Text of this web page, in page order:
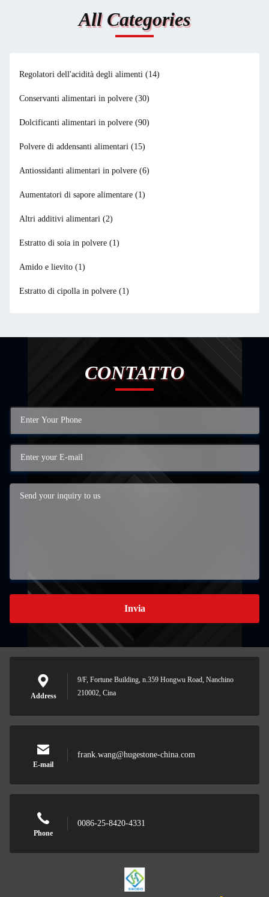
All Categories
Regolatori dell'acidità degli alimenti (14)
Conservanti alimentari in polvere (30)
Dolcificanti alimentari in polvere (90)
Polvere di addensanti alimentari (15)
Antiossidanti alimentari in polvere (6)
Aumentatori di sapore alimentare (1)
Altri additivi alimentari (2)
Estratto di soia in polvere (1)
Amido e lievito (1)
Estratto di cipolla in polvere (1)
CONTATTO
Invia
Address
9/F, Fortune Building, n.359 Hongwu Road, Nanchino
210002, Cina
E-mail
frank.wang@hugestone-china.com
Phone
0086-25-8420-4331